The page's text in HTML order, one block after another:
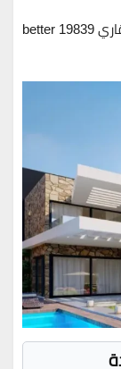
رقم الخط الساخن لشركة بيتر هوم للتطوير العقاري 19839 better